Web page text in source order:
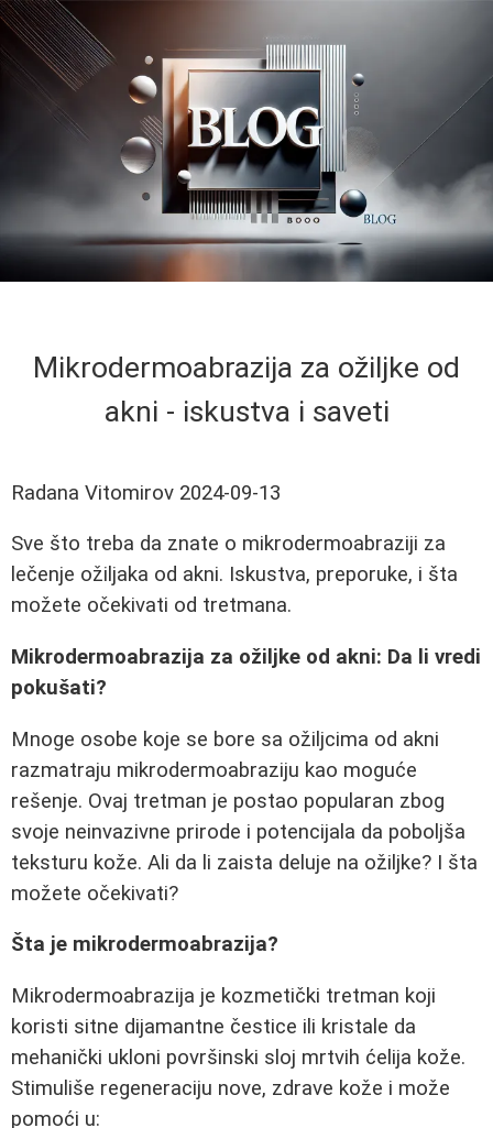
Mikrodermoabrazija za ožiljke od
akni - iskustva i saveti
Radana Vitomirov 2024-09-13
Sve što treba da znate o mikrodermoabraziji za
lečenje ožiljaka od akni. Iskustva, preporuke, i šta
možete očekivati od tretmana.
Mikrodermoabrazija za ožiljke od akni: Da li vredi
pokušati?
Mnoge osobe koje se bore sa ožiljcima od akni
razmatraju mikrodermoabraziju kao moguće
rešenje. Ovaj tretman je postao popularan zbog
svoje neinvazivne prirode i potencijala da poboljša
teksturu kože. Ali da li zaista deluje na ožiljke? I šta
možete očekivati?
Šta je mikrodermoabrazija?
Mikrodermoabrazija je kozmetički tretman koji
koristi sitne dijamantne čestice ili kristale da
mehanički ukloni površinski sloj mrtvih ćelija kože.
Stimuliše regeneraciju nove, zdrave kože i može
pomoći u: